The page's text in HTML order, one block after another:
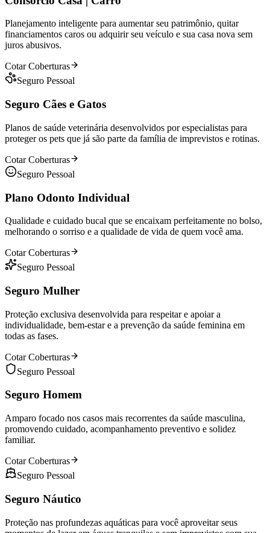
Planejamento inteligente para aumentar seu patrimônio, quitar
financiamentos caros ou adquirir seu veículo e sua casa nova sem
juros abusivos.
Cotar Coberturas
Seguro Pessoal
Seguro Cães e Gatos
Planos de saúde veterinária desenvolvidos por especialistas para
proteger os pets que já são parte da família de imprevistos e rotinas.
Cotar Coberturas
Seguro Pessoal
Plano Odonto Individual
Qualidade e cuidado bucal que se encaixam perfeitamente no bolso,
melhorando o sorriso e a qualidade de vida de quem você ama.
Cotar Coberturas
Seguro Pessoal
Seguro Mulher
Proteção exclusiva desenvolvida para respeitar e apoiar a
individualidade, bem-estar e a prevenção da saúde feminina em
todas as fases.
Cotar Coberturas
Seguro Pessoal
Seguro Homem
Amparo focado nos casos mais recorrentes da saúde masculina,
promovendo cuidado, acompanhamento preventivo e solidez
familiar.
Cotar Coberturas
Seguro Pessoal
Seguro Náutico
Proteção nas profundezas aquáticas para você aproveitar seus